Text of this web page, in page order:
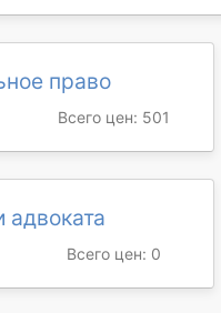
право
Всего цен: 501
адвоката
Всего цен: 0